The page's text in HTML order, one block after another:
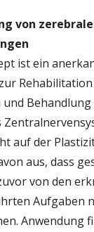
von
ist ein
und
auf der
aus, dass
von den
Aufgaben
Anwendung